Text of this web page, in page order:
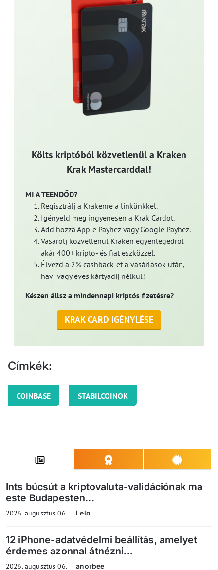
Költs kriptóból közvetlenül a Kraken
Krak Mastercarddal!
MI A TEENDŐD?
Regisztrálj a Krakenre a linkünkkel.
Igényeld meg ingyenesen a Krak Cardot.
Add hozzá Apple Payhez vagy Google Payhez.
Vásárolj közvetlenül Kraken egyenlegedről
akár 400+ kripto- és fiat eszközzel.
Élvezd a 2% cashback-et a vásárlások után,
havi vagy éves kártyadíj nélkül!
Készen állsz a mindennapi kriptós fizetésre?
KRAK CARD IGÉNYLÉSE
Címkék:
COINBASE STABILCOINOK
Ints búcsút a kriptovaluta-validációnak ma
este Budapesten...
2026. augusztus 06. Lelo
12 iPhone-adatvédelmi beállítás, amelyet
érdemes azonnal átnézni...
2026. augusztus 06. anorbee